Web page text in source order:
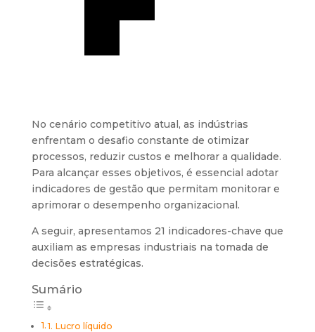
No cenário competitivo atual, as indústrias
enfrentam o desafio constante de otimizar
processos, reduzir custos e melhorar a qualidade.
Para alcançar esses objetivos, é essencial adotar
indicadores de gestão que permitam monitorar e
aprimorar o desempenho organizacional.
A seguir, apresentamos 21 indicadores-chave que
auxiliam as empresas industriais na tomada de
decisões estratégicas.
Sumário
1. Lucro líquido